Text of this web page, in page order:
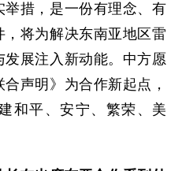
措，是一份有理念、有
将为解决东南亚地区雷
展注入新动能。中方愿
声明》为合作新起点，
和平、安宁、繁荣、美